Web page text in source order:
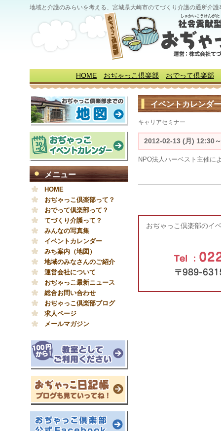
地域と介護のみらいを考える、宮城県大崎市のてづくり介護の通所介
HOME おぢゃっこ倶楽部 おでって倶楽部
イベントカレンダー
キャリアセミナー
2012-02-13 (月)
NPO法人ハーベスト主催に
おぢゃっこ倶楽部のイ
メニュー
HOME
おぢゃっこ倶楽部って？
おでって倶楽部って？
てづくり介護って？
みんなの写真集
イベントカレンダー
みち案内（地図）
地域のみなさんのご紹介
運営会社について
おぢゃっこ最新ニュース
総合お問い合わせ
おぢゃっこ倶楽部ブログ
求人ページ
メールマガジン